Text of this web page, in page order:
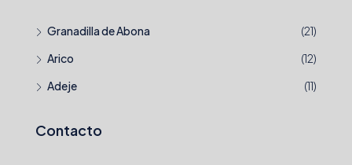
Granadilla de Abona
(21)
Arico
(12)
Adeje
(11)
Contacto